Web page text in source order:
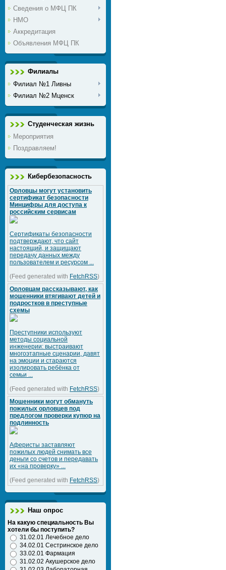
Сведения о МФЦ ПК
НМО
Аккредитация
Объявления МФЦ ПК
Филиалы
Филиал №1 Ливны
Филиал №2 Мценск
Студенческая жизнь
Мероприятия
Поздравляем!
Кибербезопасность
Орловцы могут установить
сертификат безопасности
Минцифры для доступа к
российским сервисам
Сертификаты безопасности
подтверждают, что сайт
настоящий, и защищают
передачу данных между
пользователем и ресурсом ...
(Feed generated with FetchRSS)
Орловцам рассказывают, как
мошенники втягивают детей и
подростков в преступные
схемы
Преступники используют
методы социальной
инженерии: выстраивают
многоэтапные сценарии, давят
на эмоции и стараются
изолировать ребёнка от
семьи ...
(Feed generated with FetchRSS)
Мошенники могут обмануть
пожилых орловцев под
предлогом проверки купюр на
подлинность
Аферисты заставляют
пожилых людей снимать все
деньги со счетов и передавать
их «на проверку» ...
(Feed generated with FetchRSS)
Наш опрос
На какую специальность Вы
хотели бы поступить?
31.02.01 Лечебное дело
34.02.01 Сестринское дело
33.02.01 Фармация
31.02.02 Акушерское дело